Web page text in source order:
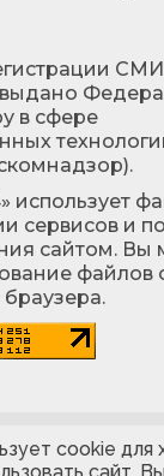
выдано
в сфере
использует
сервисов и
сайтом. Вы
файлов
cookie для